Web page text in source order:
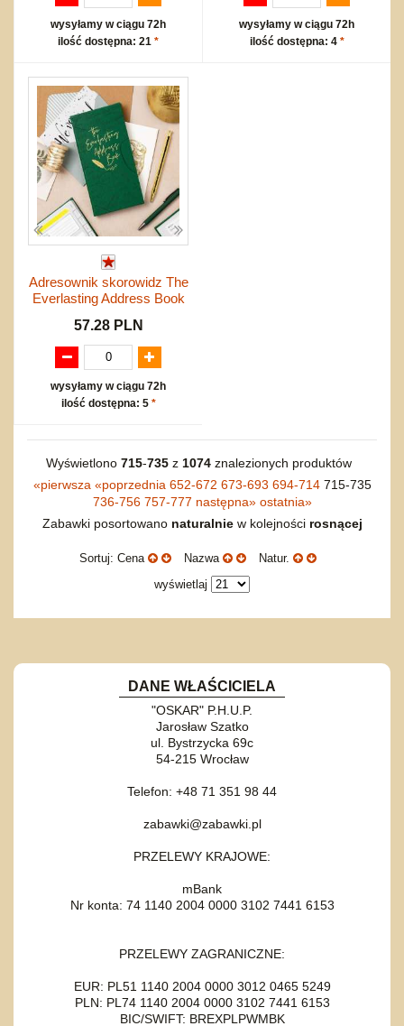
wysyłamy w ciągu 72h
ilość dostępna: 21 *
wysyłamy w ciągu 72h
ilość dostępna: 4 *
Adresownik skorowidz The
Everlasting Address Book
57.28 PLN
wysyłamy w ciągu 72h
ilość dostępna: 5 *
Wyświetlono 715-735z 1074znalezionych produktów
«pierwsza «poprzednia 652-672 673-693 694-714 715-735
736-756 757-777 następna» ostatnia»
Zabawki posortowano naturalniew kolejności rosnącej
Sortuj: Cena Nazwa
Natur.
wyświetlaj
DANE WŁAŚCICIELA
"OSKAR" P.H.U.P.
Jarosław Szatko
ul. Bystrzycka 69c
54-215 Wrocław
Telefon: +48 71 351 98 44
zabawki@zabawki.pl
PRZELEWY KRAJOWE:
mBank
Nr konta: 74 1140 2004 0000 3102 7441 6153
PRZELEWY ZAGRANICZNE:
EUR: PL51 1140 2004 0000 3012 0465 5249
PLN: PL74 1140 2004 0000 3102 7441 6153
BIC/SWIFT: BREXPLPWMBK